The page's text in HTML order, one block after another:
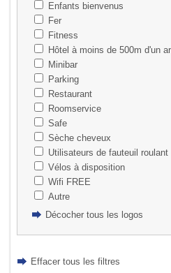
Enfants bienvenus
Fer
Fitness
Hôtel à moins de 500m d'un
Minibar
Parking
Restaurant
Roomservice
Safe
Sèche cheveux
Utilisateurs de fauteuil roulant
Vélos à disposition
Wifi FREE
Autre
Décocher tous les logos
Effacer tous les filtres